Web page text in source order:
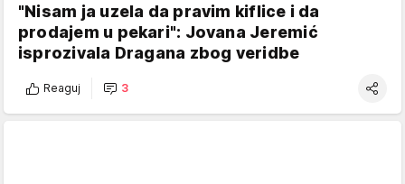
"Nisam ja uzela da pravim kiflice i da
prodajem u pekari": Jovana Jeremić
isprozivala Dragana zbog veridbe
Reaguj 3